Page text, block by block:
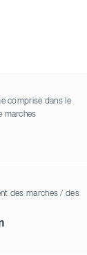
comprise dans le
marches
des marches / des